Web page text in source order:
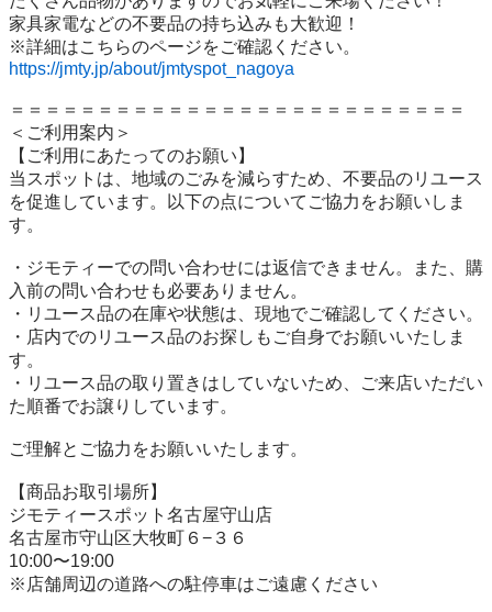
家具家電などの不要品の持ち込みも大歓迎！
https://jmty.jp/about/jmtyspot_nagoya
＝＝＝＝＝＝＝＝＝＝＝＝＝＝＝＝＝＝＝＝＝＝＝＝＝＝
＜ご利用案内＞
【ご利用にあたってのお願い】
当スポットは、地域のごみを減らすため、不要品のリユース
を促進しています。以下の点についてご協力をお願いしま
す。
・ジモティーでの問い合わせには返信できません。また、購
入前の問い合わせも必要ありません。
・リユース品の在庫や状態は、現地でご確認してください。
・店内でのリユース品のお探しもご自身でお願いいたしま
す。
・リユース品の取り置きはしていないため、ご来店いただい
た順番でお譲りしています。
ご理解とご協力をお願いいたします。
【商品お取引場所】
ジモティースポット名古屋守山店
名古屋市守山区大牧町６−３６
10:00〜19:00
※店舗周辺の道路への駐停車はご遠慮ください